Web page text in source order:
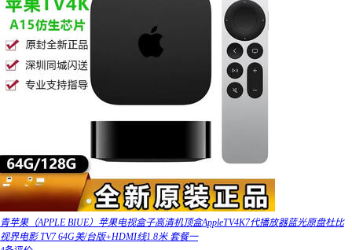
青苹果（APPLE BIUE）苹果电视盒子高清机顶盒AppleTV4K7代播放器蓝光原盘杜比
视界电影 TV7 64G美/台版+HDMI线1.8米 套餐一